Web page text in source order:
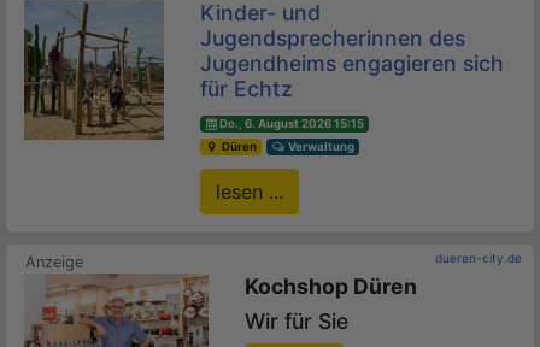
Kinder- und
Jugendsprecherinnen des
Jugendheims engagieren sich
für Echtz
Do., 6. August 2026 15:15
Düren
Verwaltung
lesen ...
dueren-city.de
Kochshop Düren
Wir für Sie